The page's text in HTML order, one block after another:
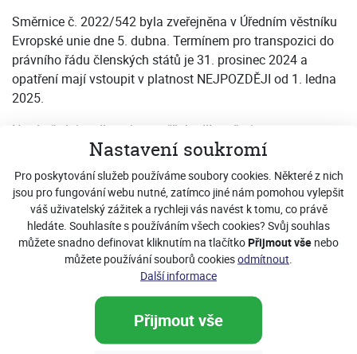
Nastavení soukromí
Pro poskytování služeb používáme soubory cookies. Některé z nich
jsou pro fungování webu nutné, zatímco jiné nám pomohou vylepšit
váš uživatelský zážitek a rychleji vás navést k tomu, co právě
hledáte. Souhlasíte s používáním všech cookies? Svůj souhlas
můžete snadno definovat kliknutím na tlačítkoPřijmout vše nebo
můžete používání souborů cookiesodmítnout
Další informace
Přijmout vše
Směrnice č. 2022/542 byla zveřejněna v Úředním věstníku
Evropské unie dne 5. dubna. Termínem pro transpozici do
právního řádu členských států je 31. prosinec 2024 a
opatření mají vstoupit v platnost NEJPOZDĚJI od 1. ledna
2025.
Nový předpis odkazuje na přílohu III směrnice
2006/112/ES. Ta vyjmenovává celkem 24 oblastí, z nichž
si má každý stát vybrat sedm, pro které snížení DPH
uplatní. Své rozhodnutí a vyjednané podmínky mají státy
nahlásit do 7. července 2022 Výboru pro DPH.
Média spadají do bodu č. 6) Přílohy III směrnice
2006/112/ES, který zní: Dodání knih, novin a časopisů
(včetně brožur, letáků a obdobných tiskovin, dětských
obrázkových knížek, náčrtníků či omalovánek, hudebních
partitur tištěných či psaných, zeměpisných, vodopisných
nebo obdobných map) buď na fyzickém nosiči, nebo